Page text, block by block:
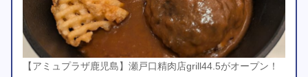
【アミュプラザ鹿児島】瀬戸口精肉店grill44.5がオープン！